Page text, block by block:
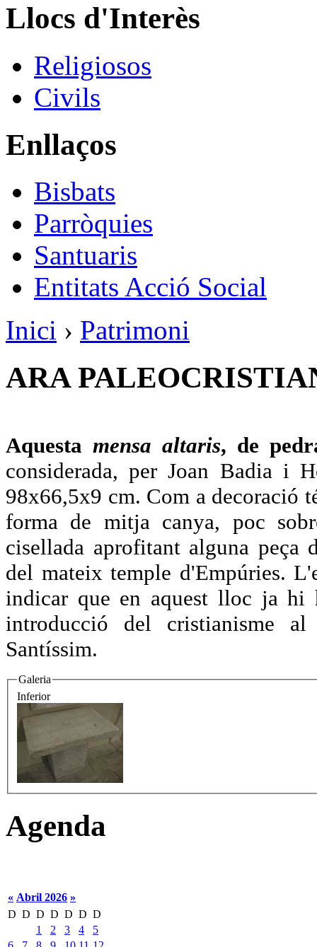
Llocs d'Interès
Religiosos
Civils
Enllaços
Bisbats
Parròquies
Santuaris
Entitats Acció Social
Inici › Patrimoni
ARA
Aquesta mensa altaris, de
considerada, per Joan Badia i
98x66,5x9 cm. Com a decoració
forma de mitja canya, poc
cisellada aprofitant alguna peça
del mateix temple d'Empúries.
indicar que en aquest lloc ja hi
introducció del cristianisme
Santíssim.
Galeria
Inferior
Agenda
« Abril 2026 »
D D D D D D D
1
2 3 4
5